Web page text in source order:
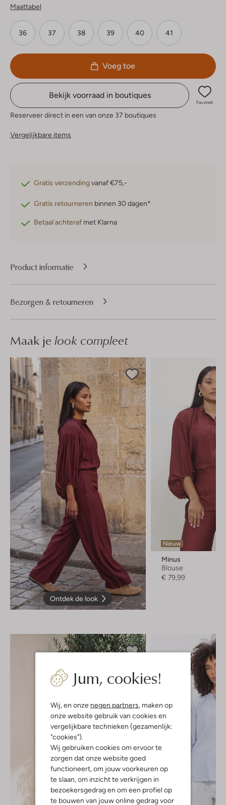
Jum, cookies!
Wij, en onze negen partners, maken op
onze website gebruik van cookies en
vergelijkbare technieken (gezamenlijk:
"cookies").
Wij gebruiken cookies om ervoor te
zorgen dat onze website goed
functioneert, om jouw voorkeuren op
te slaan, om inzicht te verkrijgen in
bezoekersgedrag en om een profiel op
te bouwen van jouw online gedrag voor
Maattabel
36 37 38 39 40 41
Voeg toe
Bekijk voorraad in boutiques
Favoriet
Reserveer direct in een van onze 37 boutiques
Vergelijkbare items
Gratis verzendingvanaf €75,-
Gratis retourneren binnen 30 dagen*
Betaal achteraf met Klarna
Product informatie
Bezorgen & retourneren
Maak je look compleet
Ontdek de look
Nieuw
Minus
Blouse
€ 79,99